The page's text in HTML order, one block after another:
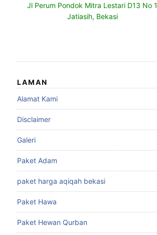
Jl Perum Pondok Mitra Lestari D13 No 1
Jatiasih, Bekasi
LAMAN
Alamat Kami
Disclaimer
Galeri
Paket Adam
paket harga aqiqah bekasi
Paket Hawa
Paket Hewan Qurban